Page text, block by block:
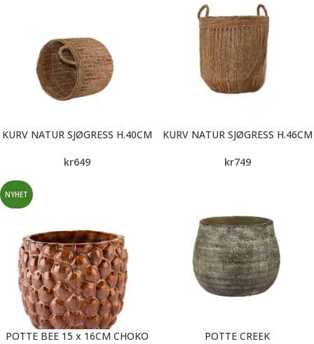
KURV NATUR SJØGRESS H.40CM
kr649
KURV NATUR SJØGRESS H.46CM
kr749
NYHET
POTTE BEE 15 x 16CM CHOKO POTTE CREEK